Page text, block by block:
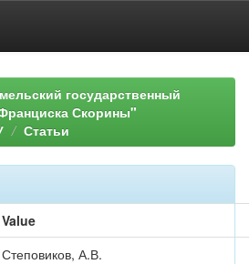
государственный
Скорины"
Статьи
Value
Степовиков, А.В.